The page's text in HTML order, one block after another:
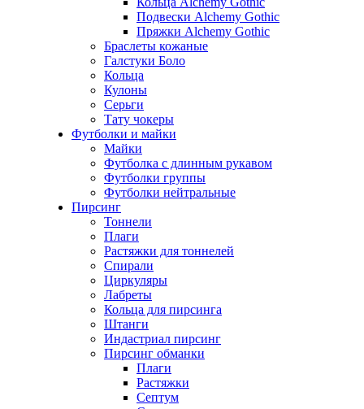
Подвески Alchemy Gothic
Пряжки Alchemy Gothic
Браслеты кожаные
Галстуки Боло
Кольца
Кулоны
Серьги
Тату чокеры
Футболки и майки
Майки
Футболка с длинным рукавом
Футболки группы
Футболки нейтральные
Пирсинг
Тоннели
Плаги
Растяжки для тоннелей
Спирали
Циркуляры
Лабреты
Кольца для пирсинга
Штанги
Индастриал пирсинг
Пирсинг обманки
Плаги
Растяжки
Септум